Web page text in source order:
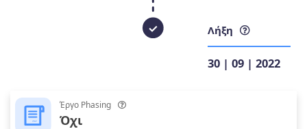
Λήξη
30 | 09 | 2022
Έργο Phasing
Όχι